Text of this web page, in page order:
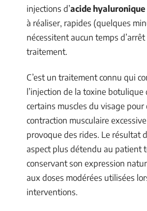
injections d’acide hyaluronique
à réaliser, rapides (quelques
nécessitent aucun temps d’arrêt
traitement.
C’est un traitement connu qui
l’injection de la toxine botulique
certains muscles du visage
contraction musculaire
provoque des rides. Le résultat
aspect plus détendu au patient
conservant son expression
aux doses modérées utilisées
interventions.